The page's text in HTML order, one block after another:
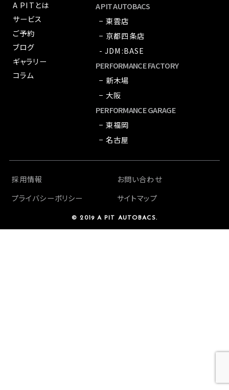
A PITとは
サービス
ご予約
ブログ
ギャラリー
コラム
A PIT AUTOBACS
− 東雲店
− 京都四条店
- JDM:BASE
PERFORMANCE FACTORY
− 新木場
− 大阪
PERFORMANCE GARAGE
− 東福岡
− 名古屋
採用情報
お問い合わせ
プライバシーポリシー
サイトマップ
© 2019 A PIT AUTOBACS.